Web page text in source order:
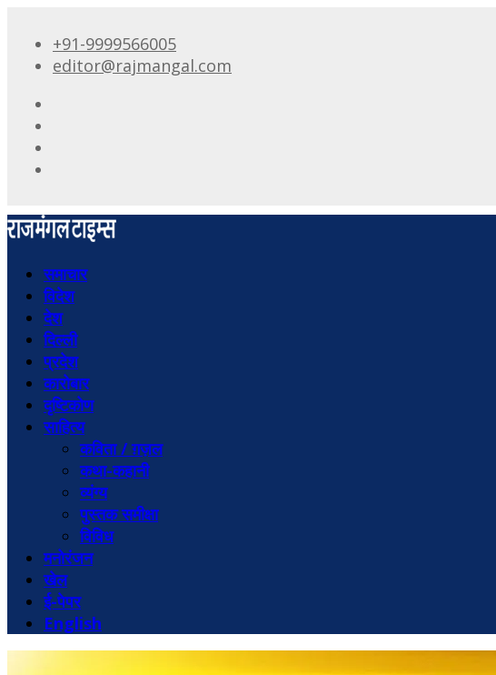
+91-9999566005
editor@rajmangal.com
समाचार
विदेश
देश
दिल्ली
प्रदेश
कारोबार
दृष्टिकोण
साहित्य
कविता / ग़ज़ल
कथा-कहानी
व्यंग्य
पुस्तक समीक्षा
विविध
मनोरंजन
खेल
ई-पेपर
English